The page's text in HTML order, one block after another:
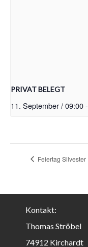
PRIVAT BELEGT
11. September / 09:00-
Feiertag Silvester
Kontakt:
Thomas Ströbel
74912 Kirchardt